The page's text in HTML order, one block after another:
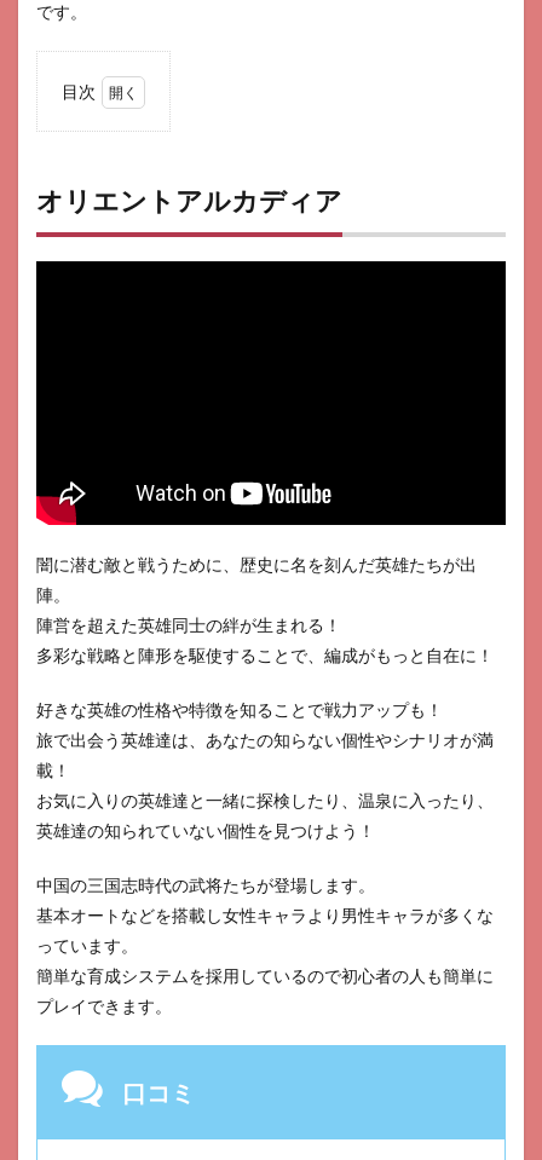
です。
目次
トア
ルカ
ディ
三國
志
4
イケ
メン
戦国
時を
る恋
5
Rise
of
Kingdoms
-万国覚
醒-
日替
わり
内室
7
戦国
～我
が天
下戦
オリエントアルカディア
闇に潜む敵と戦うために、歴史に名を刻んだ英雄たちが出
陣。
陣営を超えた英雄同士の絆が生まれる！
多彩な戦略と陣形を駆使することで、編成がもっと自在に！
好きな英雄の性格や特徴を知ることで戦力アップも！
旅で出会う英雄達は、あなたの知らない個性やシナリオが満
載！
お気に入りの英雄達と一緒に探検したり、温泉に入ったり、
英雄達の知られていない個性を見つけよう！
中国の三国志時代の武将たちが登場します。
基本オートなどを搭載し女性キャラより男性キャラが多くな
っています。
簡単な育成システムを採用しているので初心者の人も簡単に
プレイできます。
口コミ